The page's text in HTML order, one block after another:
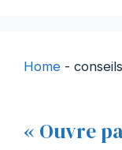
Home -
« Ouvre